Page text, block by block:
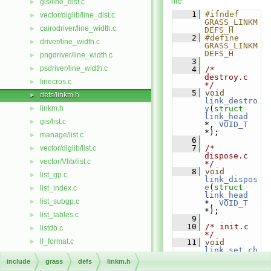
► gis/line_dist.c
► vector/diglib/line_dist.c
► cairodriver/line_width.c
► driver/line_width.c
► pngdriver/line_width.c
► psdriver/line_width.c
► linecros.c
► defs/linkm.h
► linkm.h
► gis/list.c
► manage/list.c
► vector/diglib/list.c
► vector/Vlib/list.c
► list_gp.c
► list_index.c
► list_subgp.c
► list_tables.c
► listdb.c
► ll_format.c
► ll_scan.c
► loc_info.c
    1
#ifndef
GRASS_LINKM
DEFS_H
    2
#define
GRASS_LINKM
DEFS_H
    3
    4
/*
destroy.c
*/
    5
void
link_destro
y ( struct
link_head
*, VOID_T
*);
    6
    7
/*
dispose.c
*/
    8
void
link_dispos
e ( struct
link_head
*, VOID_T
*);
    9
   10
/* init.c
*/
   11
void
link_set_ch
include grass defs linkm.h